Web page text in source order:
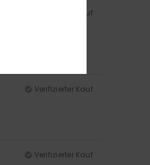
Verifizierter Kauf
Verifizierter Kauf
Verifizierter Kauf